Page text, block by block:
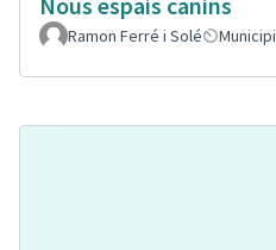
Ramon Ferré i Solé
Municipi